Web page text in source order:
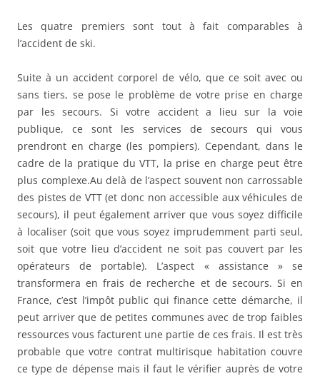
Les quatre premiers sont tout à fait comparables à
l’accident de ski.
Suite à un accident corporel de vélo, que ce soit avec ou
sans tiers, se pose le problème de votre prise en charge
par les secours. Si votre accident a lieu sur la voie
publique, ce sont les services de secours qui vous
prendront en charge (les pompiers). Cependant, dans le
cadre de la pratique du VTT, la prise en charge peut être
plus complexe.Au delà de l’aspect souvent non carrossable
des pistes de VTT (et donc non accessible aux véhicules de
secours), il peut également arriver que vous soyez difficile
à localiser (soit que vous soyez imprudemment parti seul,
soit que votre lieu d’accident ne soit pas couvert par les
opérateurs de portable). L’aspect « assistance » se
transformera en frais de recherche et de secours. Si en
France, c’est l’impôt public qui finance cette démarche, il
peut arriver que de petites communes avec de trop faibles
ressources vous facturent une partie de ces frais. Il est très
probable que votre contrat multirisque habitation couvre
ce type de dépense mais il faut le vérifier auprès de votre